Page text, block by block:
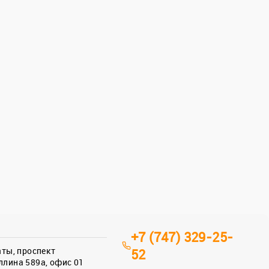
проспект
589а, офис 01
+7 (747) 329-25-
52